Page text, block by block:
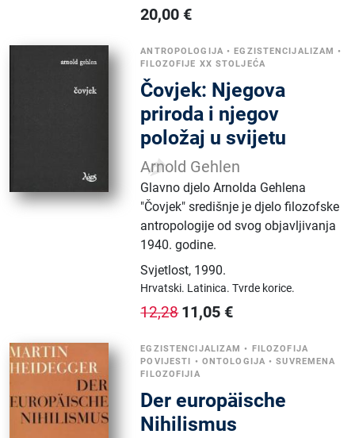
20,00 €
ANTROPOLOGIJA •EGZISTENCIJALIZAM •
FILOZOFIJE XX STOLJEĆA
Čovjek: Njegova
priroda i njegov
položaj u svijetu
Arnold Gehlen
Glavno djelo Arnolda Gehlena
"Čovjek" središnje je djelo filozofske
antropologije od svog objavljivanja
1940. godine.
Svjetlost, 1990.
Hrvatski. Latinica.Tvrde korice.
12,28 11,05 €
EGZISTENCIJALIZAM • FILOZOFIJA
POVIJESTI • ONTOLOGIJA •SUVREMENA
FILOZOFIJIA
Der europäische
Nihilismus